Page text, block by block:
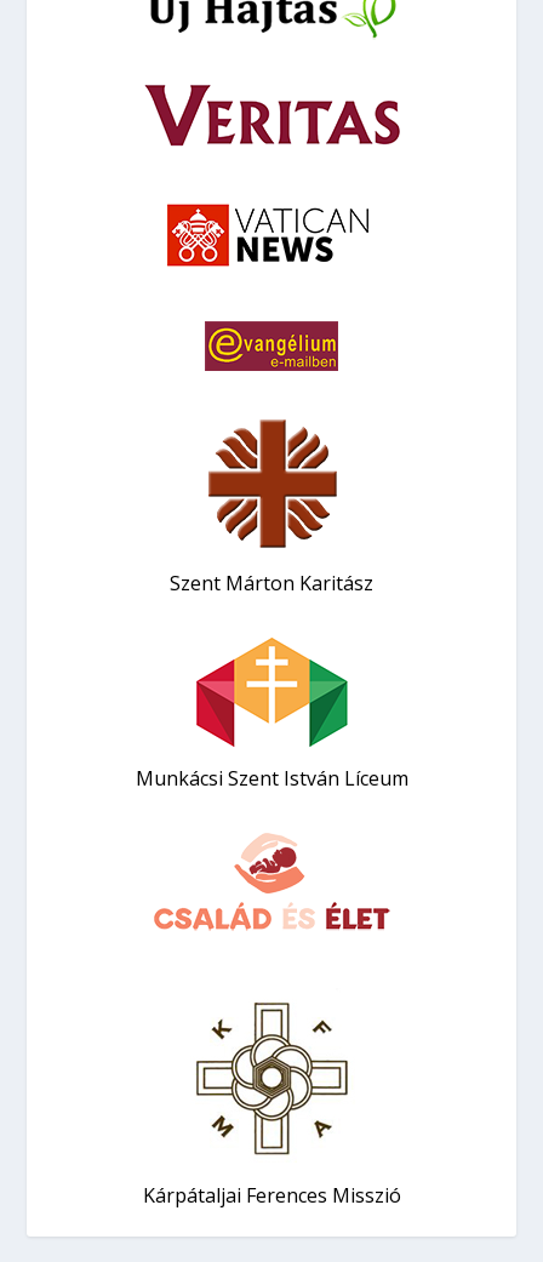
Szent Márton Karitász
Munkácsi Szent István Líceum
Kárpátaljai Ferences Misszió